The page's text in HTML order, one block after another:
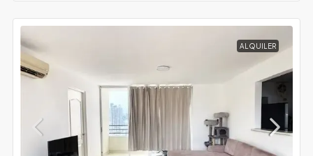
ALQUILER